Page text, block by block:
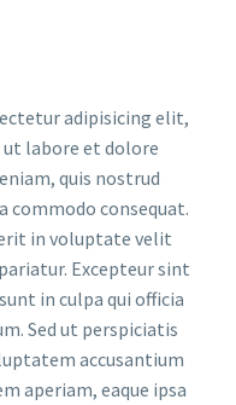
adipisicing elit,
labore et dolore
quis nostrud
commodo consequat.
in voluptate velit
Excepteur sint
in culpa qui officia
Sed ut perspiciatis
accusantium
aperiam, eaque ipsa